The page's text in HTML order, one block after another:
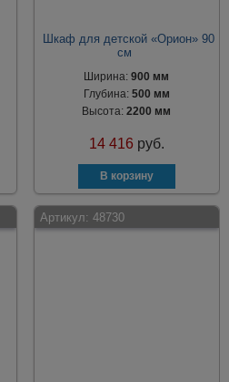
Шкаф для детской «Орион» 90
см
Ширина:900 мм
Глубина: 500 мм
Высота:2200 мм
14 416 руб.
Артикул: 48730